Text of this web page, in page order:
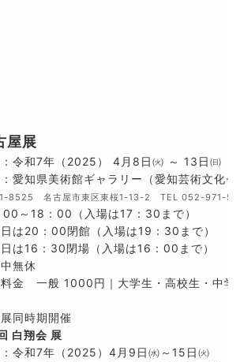
屋展
令和7年（2025） 4月8日㈫ ～ 13日㈰
愛知県美術館ギャラリー（愛知芸術文化
8525 名古屋市東区東桜1-13-2 TEL 052-971-
00～18：00（入場は17：30まで）
は20：00閉館（入場は19：30まで）
は16：30閉場（入場は16：00まで）
中無休
料金 一般 1000円｜大学生・高校生・中
同時期開催
白翔会 展
令和7年（2025）4月9日㈬～15日㈫